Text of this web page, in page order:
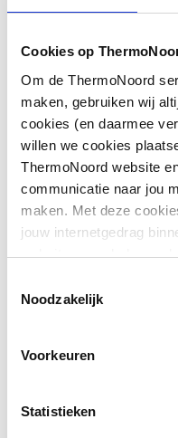
Cookies op
Om de ThermoNoord
maken, gebruiken wij
cookies (en daarmee
willen we cookies
ThermoNoord website
communicatie naar jou
maken. Met deze
jouw internetgedrag
website en webshop
communicatie aan jouw
Noodzakelijk
Voorkeuren
Statistieken
op tegelvloer
Geschikt voor U-
montage
Glas-/kunststofdecor
Grootste breedte
Hoogte
Kleur profiel
Downloads
Exploded_view
Exploded_view